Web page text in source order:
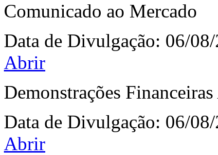
Comunicado ao Mercado
Data de Divulgação: 06/
Abrir
Demonstrações
Data de Divulgação: 06/
Abrir